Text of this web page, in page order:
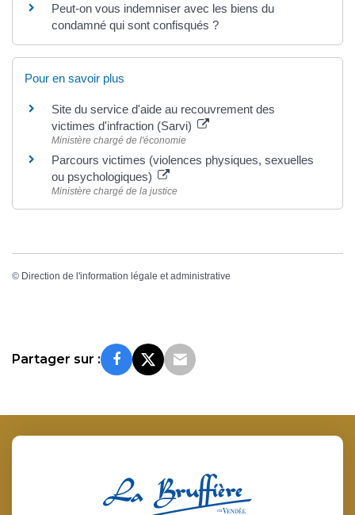
Peut-on vous indemniser avec les biens du
condamné qui sont confisqués ?
Pour en savoir plus
Site du service d'aide au recouvrement des
victimes d'infraction (Sarvi)
Ministère chargé de l'économie
Parcours victimes (violences physiques, sexuelles
ou psychologiques)
Ministère chargé de la justice
© Direction de l'information légale et administrative
Partager sur :